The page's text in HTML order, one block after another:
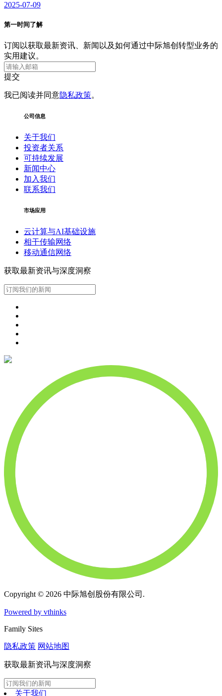
2025-07-09
第一时间了解
订阅以获取最新资讯、新闻以及如何通过中际旭创转型业务的
实用建议。
提交
我已阅读并同意隐私政策。
公司信息
关于我们
投资者关系
可持续发展
新闻中心
加入我们
联系我们
市场应用
云计算与AI基础设施
相干传输网络
移动通信网络
获取最新资讯与深度洞察
Copyright © 2026 中际旭创股份有限公司.
Powered by vthinks
Family Sites
隐私政策 网站地图
获取最新资讯与深度洞察
关于我们